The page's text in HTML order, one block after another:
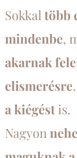
Sokkal több
mindenbe,
akarnak
elismerésre
a kiégést is.
Nagyon